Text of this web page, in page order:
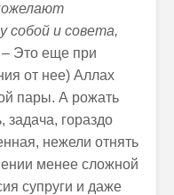
собой и совета,
– Это еще при
от нее) Аллах
пары. А рожать
задача, гораздо
нежели отнять
менее сложной
супруги и даже